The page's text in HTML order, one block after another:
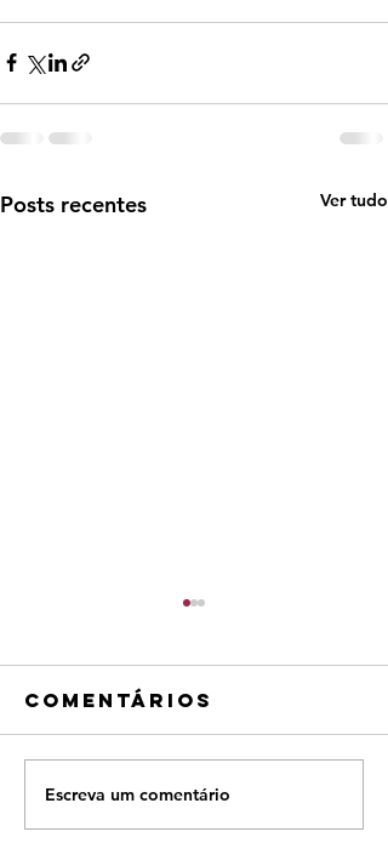
Posts recentes Ver tudo
Semana de
Moda
Comentários
Escreva um comentário